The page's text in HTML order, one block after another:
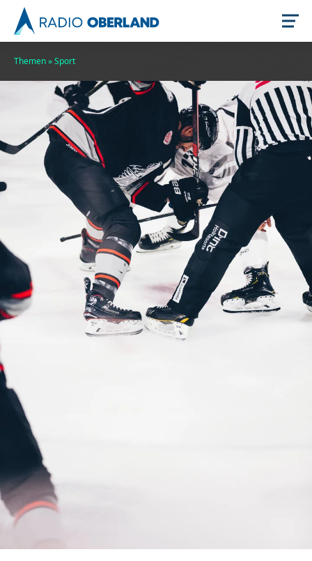
Newsreader
Stellenangebote
Unternehmen
Das geheime Geräusch
Amphibienschutz
Service
Nachgehört
Podcast
Newsletter
Themen»Sport